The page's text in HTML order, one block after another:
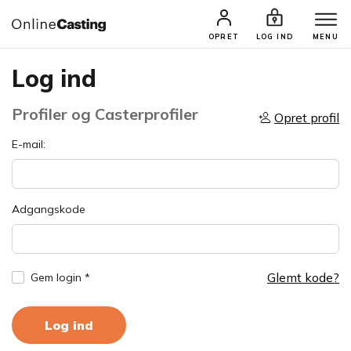
OPRET LOG IND MENU
Log ind
Profiler og Casterprofiler Opret profil
E-mail:
Adgangskode
Gem login * Glemt kode?
Log ind